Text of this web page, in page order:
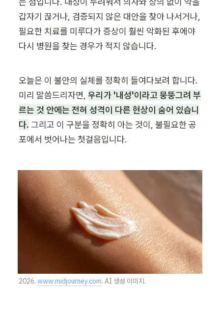
갑자기 끊거나, 검증되지 않은 대안을 찾아 나서거나,
필요한 치료를 미루다가 증상이 훨씬 악화된 후에야
다시 병원을 찾는 경우가 적지 않습니다.
오늘은 이 불안의 실체를 정확히 들여다보려 합니다.
미리 말씀드리자면, 우리가 '내성'이라고 뭉뚱그려 부
르는 것 안에는 전혀 성격이 다른 현상이 숨어 있습니
다. 그리고 이 구분을 정확히 아는 것이, 불필요한 공
포에서 벗어나는 첫걸음입니다.
2026. www.midjourney.com. AI 생성 이미지.